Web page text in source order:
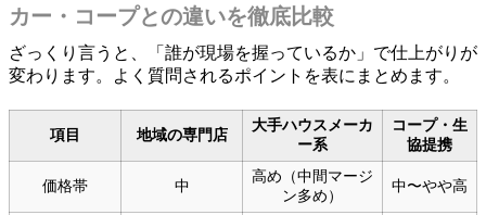
カー・コープとの違いを徹底比較
ざっくり言うと、「誰が現場を握っているか」で仕上がりが
変わります。よく質問されるポイントを表にまとめます。
項目 地域の専門店
大手ハウスメーカ
ー系
コープ・生
協提携
価格帯 中
高め（中間マージ
ン多め）
中〜やや高